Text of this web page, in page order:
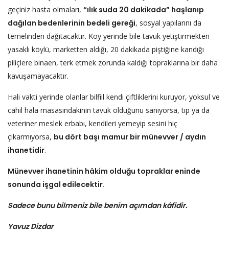
geçiniz hasta olmaları, “ılık suda 20 dakikada” haşlanıp
dağılan bedenlerinin bedeli gereği, sosyal yapılarını da
temelinden dağıtacaktır. Köy yerinde bile tavuk yetiştirmekten
yasaklı köylü, marketten aldığı, 20 dakikada piştiğine kandığı
piliçlere binaen, terk etmek zorunda kaldığı topraklarına bir daha
kavuşamayacaktır.
Hali vakti yerinde olanlar bilfiil kendi çiftliklerini kuruyor, yoksul ve
cahil hala masasındakinin tavuk olduğunu sanıyorsa, tıp ya da
veteriner meslek erbabı, kendileri yemeyip sesini hiç
çıkarmıyorsa, bu dört başı mamur bir münevver / aydın
ihanetidir.
Münevver ihanetinin hâkim olduğu topraklar eninde
sonunda işgal edilecektir.
Sadece bunu bilmeniz bile benim açımdan kâfidir.
Yavuz Dizdar